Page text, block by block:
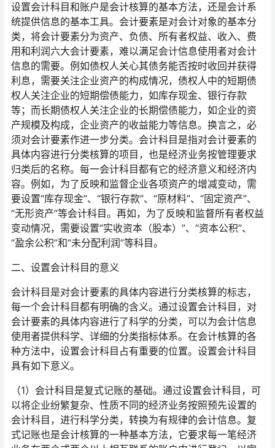
设置会计科目和账户是会计核算的基本方法，还是会计系
统提供信息的基本工具。会计要素是对会计对象的基本分
类，将会计要素分为资产、负债、所有者权益、收入、费
用和利润六大会计要素，难以满足会计信息使用者对会计
信息的需要。例如债权人关心其债务能否按时收回并获得
利息，需要关注企业资产的构成情况，债权人中的短期债
权人关注企业的短期偿债能力，如库存现金、银行存款
等；而长期债权人关注企业的长期偿债能力，如企业的资
产规模及构成，企业资产的收益能力等信息。换言之，必
须对会计要素作进一步分类。会计科目是指对会计要素的
具体内容进行分类核算的项目，也是经济业务按管理要求
归类后的名称。每一会计科目都有它的经济意义和经济内
容。例如，为了反映和监督企业各项资产的增减变动，需
要设置“库存现金”、“银行存款”、“原材料”、“固定资产”、
“无形资产”等会计科目。再如，为了反映和监督所有者权益
变动情况，需要设置“实收资本（股本）”、“资本公积”、
“盈余公积”和“未分配利润”等科目。
二、设置会计科目的意义
会计科目是对会计要素的具体内容进行分类核算的标志，
每一个会计科目都有明确的含义。通过设置会计科目，对
会计要素的具体内容进行了科学的分类，可以为会计信息
使用者提供科学、详细的分类指标体系。在会计核算的各
种方法中，设置会计科目占有重要的位置。设置会计科目
具有如下意义。
（1）会计科目是复式记账的基础。通过设置会计科目，可
以将企业纷繁复杂、性质不同的经济业务按照预先设置的
会计科目，进行科学分类，转换为有规律的会计信息。复
式记账也是会计核算的一种基本方法，它要求每一笔经济